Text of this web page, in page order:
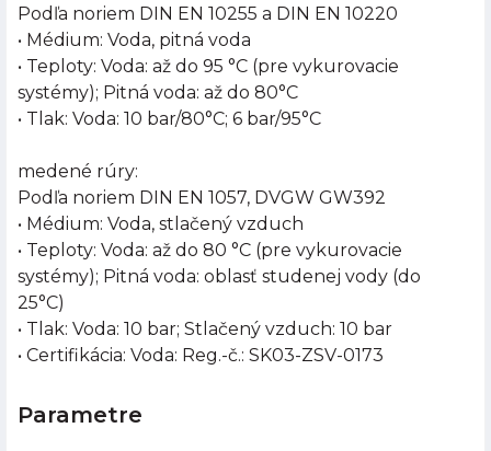
Podľa noriem DIN EN 10255 a DIN EN 10220
• Médium: Voda, pitná voda
• Teploty: Voda: až do 95 °C (pre vykurovacie
systémy); Pitná voda: až do 80°C
• Tlak: Voda: 10 bar/80°C; 6 bar/95°C
medené rúry:
Podľa noriem DIN EN 1057, DVGW GW392
• Médium: Voda, stlačený vzduch
• Teploty: Voda: až do 80 °C (pre vykurovacie
systémy); Pitná voda: oblasť studenej vody (do
25°C)
• Tlak: Voda: 10 bar; Stlačený vzduch: 10 bar
• Certifikácia: Voda: Reg.-č.: SK03-ZSV-0173
Parametre